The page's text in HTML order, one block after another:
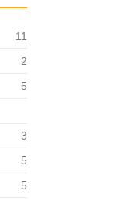
11
2
5
3
5
5